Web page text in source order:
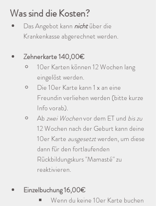
Was sind die Kosten?
Das Angebot kann nicht über die
Krankenkasse abgerechnet werden.
Zehnerkarte 140,00€
10er Karten können 12 Wochen lang
eingelöst werden.
Die 10er Karte kann 1 x an eine
Freundin verliehen werden (bitte kurze
Info vorab).
Ab zwei Wochen vor dem ET und bis zu
12 Wochen nach der Geburt kann deine
10er Karte ausgesetzt werden, um diese
dann für den fortlaufenden
Rückbildungskurs "Mamasté" zu
reaktivieren.
Einzelbuchung 16,00€
Wenn du keine 10er Karte buchen